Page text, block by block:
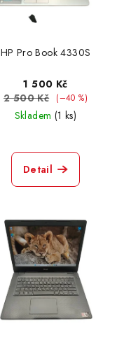
HP Pro Book 4330S
1 500 Kč
2 500 Kč
(–40 %)
Skladem (1 ks)
Detail